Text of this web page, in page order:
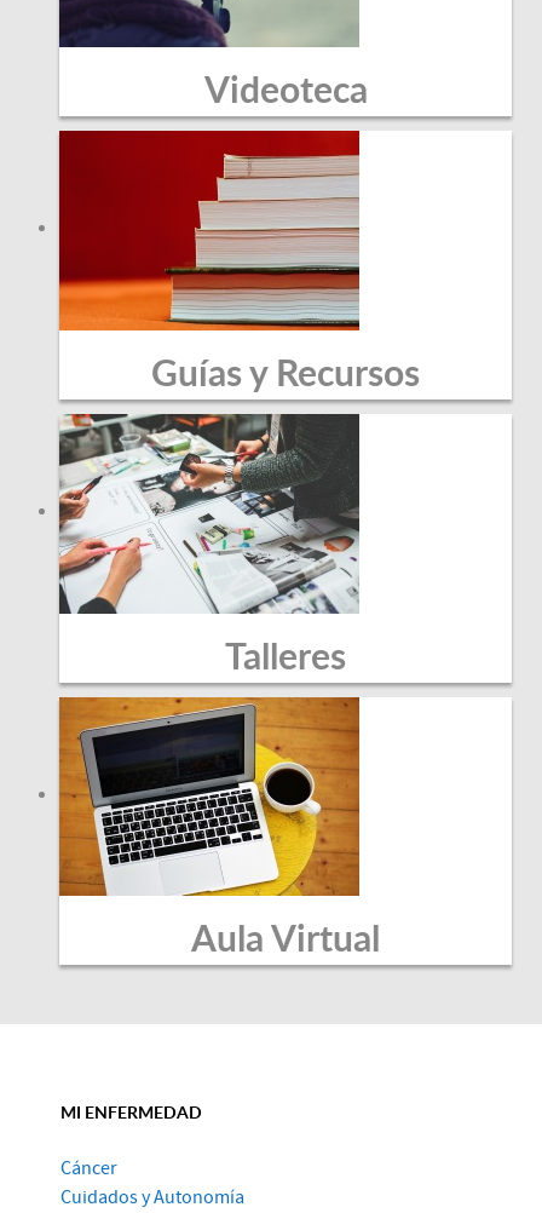
Videoteca
Guías y Recursos
Talleres
Aula Virtual
MI ENFERMEDAD
Cáncer
Cuidados y Autonomía